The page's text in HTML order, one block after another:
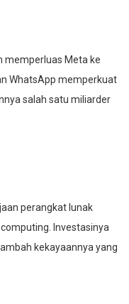
memperluas Meta ke
WhatsApp memperkuat
salah satu miliarder
perangkat lunak
Investasinya
kekayaannya yang